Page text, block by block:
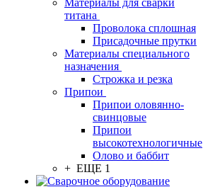
Материалы для сварки
титана
Проволока сплошная
Присадочные прутки
Материалы специального
назначения
Строжка и резка
Припои
Припои оловянно-
свинцовые
Припои
высокотехнологичные
Олово и баббит
+ ЕЩЕ 1